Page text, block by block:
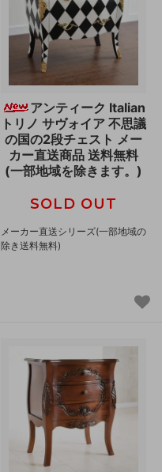
アンティーク Italian
トリノ サヴォイア 不思議
の国の2段チェスト メー
カー直送商品 送料無料
(一部地域を除きます。)
SOLD OUT
メーカー直送シリーズ(一部地域の
除き送料無料)